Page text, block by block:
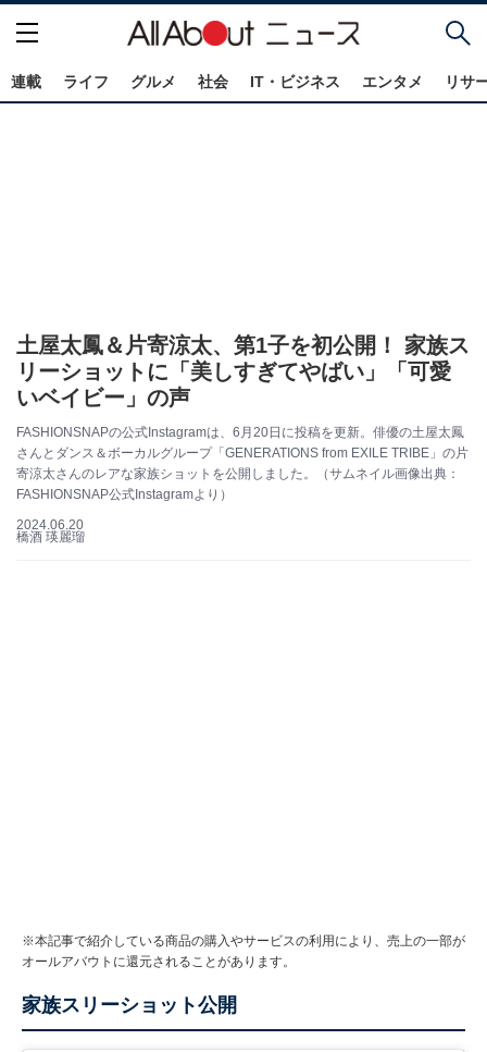
連載 ライフ グルメ 社会 IT・ビジネス エンタメ リサ
土屋太鳳＆片寄涼太、第1子を初公開！ 家族ス
リーショットに「美しすぎてやばい」「可愛
いベイビー」の声
FASHIONSNAPの公式Instagramは、6月20日に投稿を更新。俳優の土屋太鳳
さんとダンス＆ボーカルグループ「GENERATIONS from EXILE TRIBE」の片
寄涼太さんのレアな家族ショットを公開しました。（サムネイル画像出典：
FASHIONSNAP公式Instagramより）
2024.06.20
橋酒 瑛麗瑠
※本記事で紹介している商品の購入やサービスの利用により、売上の一部が
オールアバウトに還元されることがあります。
家族スリーショット公開